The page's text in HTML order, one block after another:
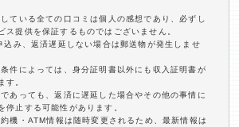
ている全ての口コミは個人の感想であり、必ずし
ス提供を保証するものではございません。
込み、返済遅延しない場合は郵送物が発生しませ
件によっては、身分証明書以外にも収入証明書が
す。
あっても、返済に遅延した場合やその他の事情に
停止する可能性があります。
機・ATM情報は随時変更されるため、最新情報は